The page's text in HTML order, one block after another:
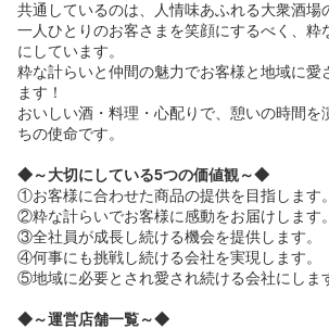
共通しているのは、人情味あふれる大衆酒
一人ひとりのお客さまを笑顔にするべく、粋
にしています。
粋な計らいと仲間の魅力でお客様と地域に愛
ます！
おいしい酒・料理・心配りで、憩いの時間を
ちの使命です。
◆～大切にしている5つの価値観～◆
①お客様に合わせた商品の提供を目指します。
②粋な計らいでお客様に感動をお届けします。
③全社員が成長し続ける機会を提供します。
④何事にも挑戦し続ける会社を実現します。
⑤地域に必要とされ愛され続ける会社にしま
◆～運営店舗一覧～◆